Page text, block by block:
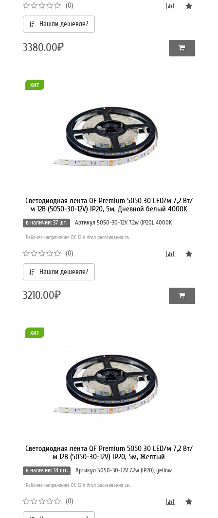
(0)
Нашли дешевле?
3380.00₽
хит
Светодиодная лента QF Premium 5050 30 LED/м 7,2 Вт/
м 12В (5050-30-12V) IP20, 5м, Дневной белый 4000K
в наличии: 37 шт. Артикул 5050-30-12V 7.2w (IP20), 4000K
Рабочее напряжение DC 12 V Угол рассеивания св..
(0)
Нашли дешевле?
3210.00₽
хит
Светодиодная лента QF Premium 5050 30 LED/м 7,2 Вт/
м 12В (5050-30-12V) IP20, 5м, Желтый
в наличии: 34 шт. Артикул 5050-30-12V 7.2w (IP20), yellow
Рабочее напряжение DC 12 V Угол рассеивания св..
(0)